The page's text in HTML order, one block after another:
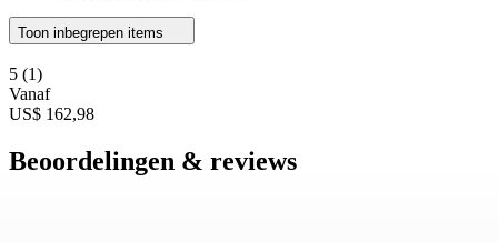
Toon inbegrepen items
5 (1)
Vanaf
US$ 162,98
Beoordelingen & reviews